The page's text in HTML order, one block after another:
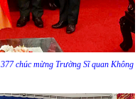
chúc mừng Trường Sĩ quan Không